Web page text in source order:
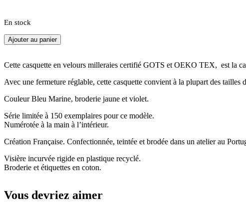
En stock
Ajouter au panier
Cette casquette en velours milleraies certifié GOTS et OEKO TEX, est la
Avec une fermeture réglable, cette casquette convient à la plupart des tailles
Couleur Bleu Marine, broderie jaune et violet.
Série limitée à 150 exemplaires pour ce modèle.
Numérotée à la main à l’intérieur.
Création Française. Confectionnée, teintée et brodée dans un atelier au
Visière incurvée rigide en plastique recyclé.
Broderie et étiquettes en coton.
Vous devriez aimer